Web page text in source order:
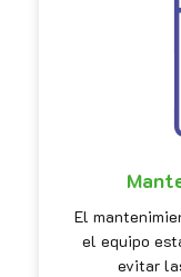
El
el equipo
evitar